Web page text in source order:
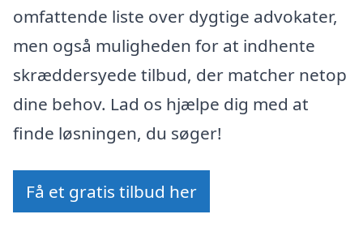
omfattende liste over dygtige advokater,
men også muligheden for at indhente
skræddersyede tilbud, der matcher netop
dine behov. Lad os hjælpe dig med at
finde løsningen, du søger!
Få et gratis tilbud her